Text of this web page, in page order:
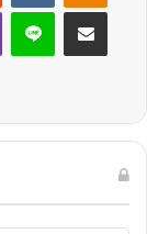
Viber Line E-Posta ile